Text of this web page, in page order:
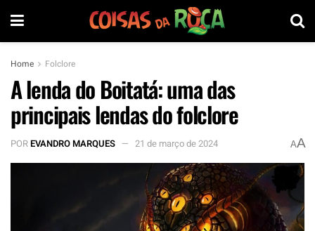
Home Folclore
A lenda do Boitatá: uma das
principais lendas do folclore
POREVANDRO MARQUES 21 de março de 2024 AA